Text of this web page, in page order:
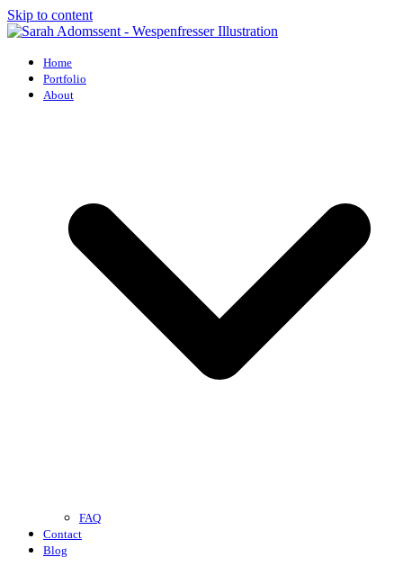
Skip to content
Home
Portfolio
About
FAQ
Contact
Blog